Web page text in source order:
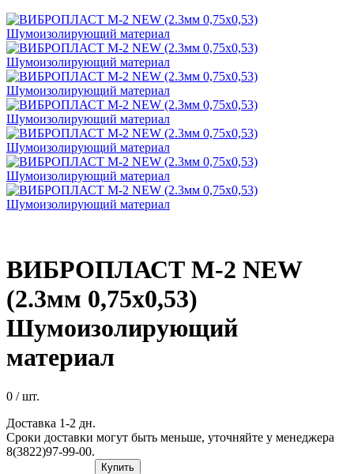
ВИБРОПЛАСТ М-2 NEW
(2.3мм 0,75х0,53)
Шумоизолирующий
материал
0 / шт.
Доставка 1-2 дн.
Сроки доставки могут быть меньше, уточняйте у менеджера
8(3822)97-99-00.
Купить